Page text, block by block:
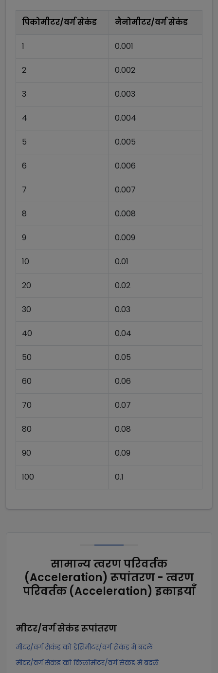
पिकोमीटर/वर्ग सेकंड नैनोमीटर/वर्ग सेकंड
1 0.001
2 0.002
3 0.003
4 0.004
5 0.005
6 0.006
7 0.007
8 0.008
9 0.009
10 0.01
20 0.02
30 0.03
40 0.04
50 0.05
60 0.06
70 0.07
80 0.08
90 0.09
100 0.1
सामान्य त्वरण परिवर्तक
(Acceleration) रूपांतरण - त्वरण
परिवर्तक (Acceleration) इकाइयाँ
मीटर/वर्ग सेकंडरूपांतरण
मीटर/वर्ग सेकंड को डेसिमीटर/वर्ग सेकंड में बदलें
मीटर/वर्ग सेकंड को किलोमीटर/वर्ग सेकंड में बदलें